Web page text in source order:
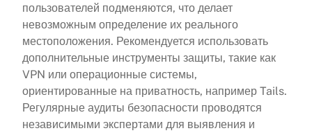
пользователей подменяются, что делает
невозможным определение их реального
местоположения. Рекомендуется использовать
дополнительные инструменты защиты, такие как
VPN или операционные системы,
ориентированные на приватность, например Tails.
Регулярные аудиты безопасности проводятся
независимыми экспертами для выявления и